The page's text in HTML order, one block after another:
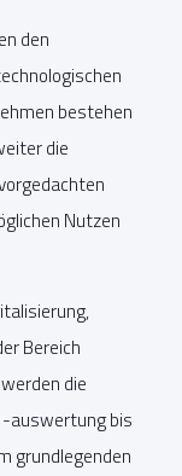
den
bestehen
die
Nutzen
Bereich
die
auswertung bis
grundlegenden